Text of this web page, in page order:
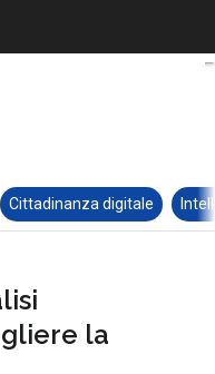
Cittadinanza digitale
la